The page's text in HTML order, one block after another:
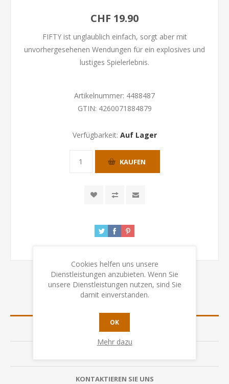
CHF 19.90
FIFTY ist unglaublich einfach, sorgt aber mit
unvorhergesehenen Wendungen für ein explosives und
lustiges Spielerlebnis.
Artikelnummer: 4488487
GTIN: 4260071884879
Verfügbarkeit: Auf Lager
KAUFEN
KONTAKTIEREN SIE UNS
Cookies helfen uns unsere
Dienstleistungen anzubieten. Wenn Sie
unsere Dienstleistungen nutzen, sind Sie
damit einverstanden.
OK
Mehr dazu